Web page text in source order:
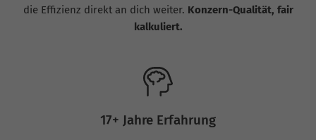
die Effizienz direkt an dich weiter. Konzern-Qualität, fair
kalkuliert.
17+ Jahre Erfahrung